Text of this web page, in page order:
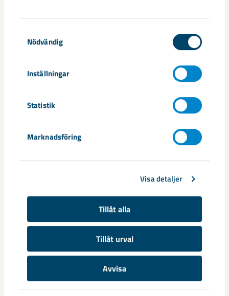
Nödvändig
Inställningar
Statistik
Marknadsföring
Visa detaljer
Tillåt alla
Tillåt urval
Avvisa
Arbetstagarrepresentant, ledamot
Arbetstagarrepresentant, ledamot
Läs mer